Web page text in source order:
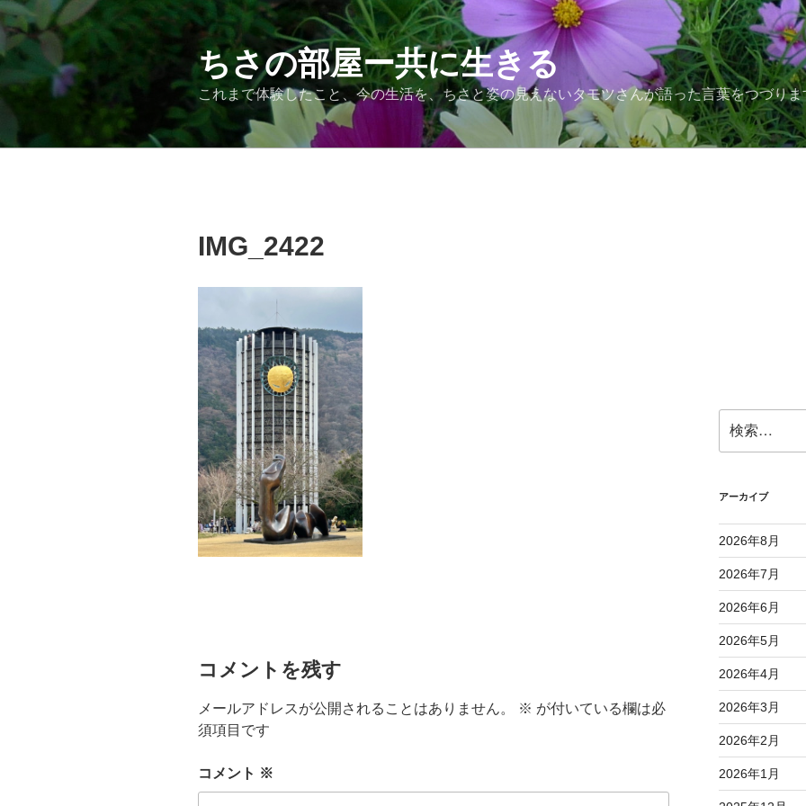
コ
ン
テ
ツ
ちさの部屋ー共に生きる
これまで体験したこと、今の生活を、ちさと姿の見えないタモツさんが語った言葉をつづりま
IMG_2422
コメントを残す
メールアドレスが公開されることはありません。 ※ が付いている欄は必
須項目です
コメント ※
索:
アーカイブ
2026年8月
2026年7月
2026年6月
2026年5月
2026年4月
2026年3月
2026年2月
2026年1月